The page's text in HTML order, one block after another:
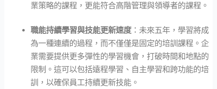
業策略的課程，更能符合高階管理與領導者的課程。
職能持續學習與技能更新速度：未來五年，學習將成
為一種連續的過程，而不僅僅是固定的培訓課程。企
業需要提供更多彈性的學習機會，打破時間和地點的
限制。這可以包括遠程學習、自主學習和跨功能的培
訓，以確保員工持續更新技能。